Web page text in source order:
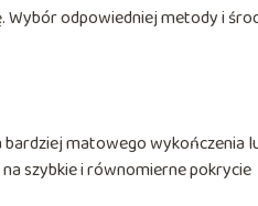
Wybór odpowiedniej metody i
matowego wykończenia
szybkie i równomierne pokrycie